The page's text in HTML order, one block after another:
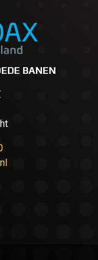
BANEN